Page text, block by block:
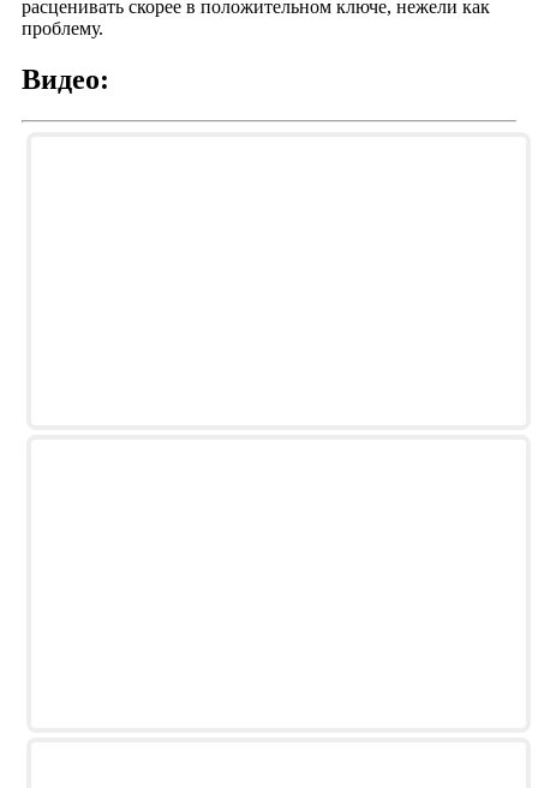
расценивать скорее в положительном ключе, нежели как
проблему.
Видео: